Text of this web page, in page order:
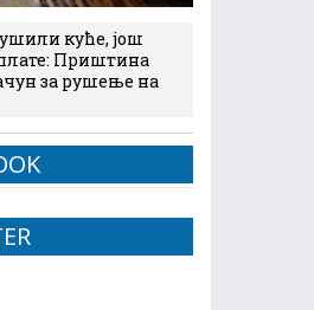
куће, још
Приштина
за рушење на